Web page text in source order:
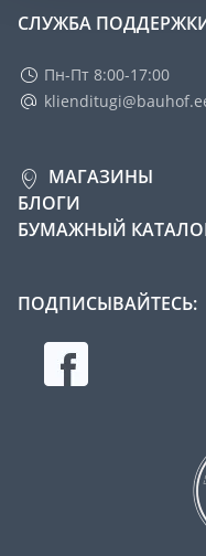
СЛУЖБА
Пн-Пт 8:00-17:00
МАГАЗИНЫ
БЛОГИ
БУМАЖНЫЙ
ПОДПИСЫВАЙТЕСЬ: